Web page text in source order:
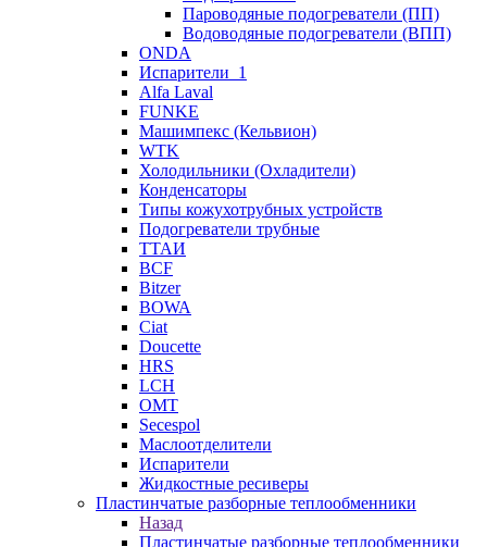
Пароводяные подогреватели (ПП)
Водоводяные подогреватели (ВПП)
ONDA
Испарители_1
Alfa Laval
FUNKE
Машимпекс (Кельвион)
WTK
Холодильники (Охладители)
Конденсаторы
Типы кожухотрубных устройств
Подогреватели трубные
ТТАИ
BCF
Bitzer
BOWA
Ciat
Doucette
HRS
LCH
OMT
Secespol
Маслоотделители
Испарители
Жидкостные ресиверы
Пластинчатые разборные теплообменники
Назад
Пластинчатые разборные теплообменники